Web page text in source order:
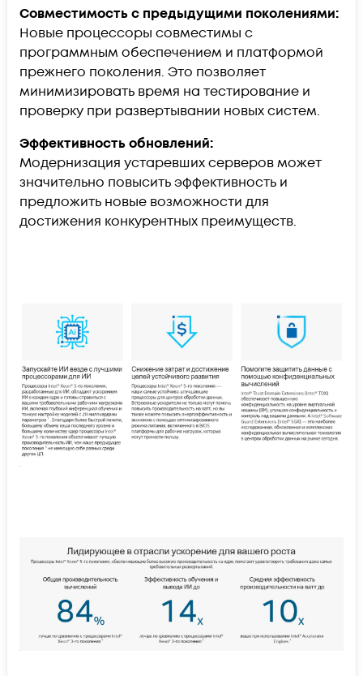
Совместимость с предыдущими поколениями:
Новые процессоры совместимы с
программным обеспечением и платформой
прежнего поколения. Это позволяет
минимизировать время на тестирование и
проверку при развертывании новых систем.
Эффективность обновлений:
Модернизация устаревших серверов может
значительно повысить эффективность и
предложить новые возможности для
достижения конкурентных преимуществ.